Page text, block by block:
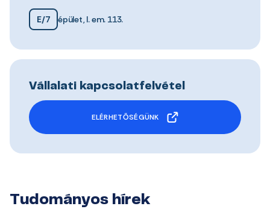
E/7 épület, I. em. 113.
Vállalati kapcsolatfelvétel
ELÉRHETŐSÉGÜNK
Tudományos hírek